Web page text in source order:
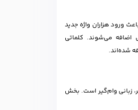
ورود هزاران واژه جدید
اضافه می‌شوند. کلماتی
زبانی وام‌گیر است. بخش